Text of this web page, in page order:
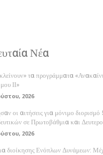
Νέα
τα προγράμματα
ΙΙ»
2026
οι αιτήσεις για μόνιμο
σε Πρωτοβάθμια και
2026
διοίκησης Ενόπλων Δυνάμεων: